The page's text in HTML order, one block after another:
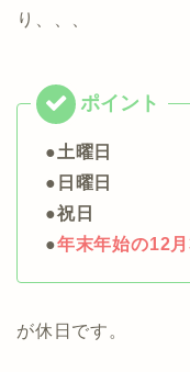
り、、、
●土曜日
●日曜日
●祝日
●年末年始の12
が休日です。